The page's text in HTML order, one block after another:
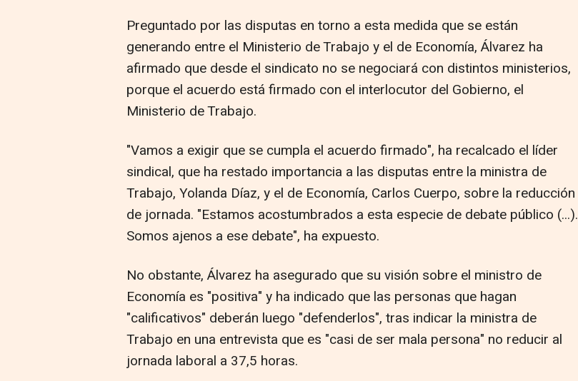
Preguntado por las disputas en torno a esta medida que se están
generando entre el Ministerio de Trabajo y el de Economía, Álvarez ha
afirmado que desde el sindicato no se negociará con distintos ministerios,
porque el acuerdo está firmado con el interlocutor del Gobierno, el
Ministerio de Trabajo.
"Vamos a exigir que se cumpla el acuerdo firmado", ha recalcado el líder
sindical, que ha restado importancia a las disputas entre la ministra de
Trabajo, Yolanda Díaz, y el de Economía, Carlos Cuerpo, sobre la reducción
de jornada. "Estamos acostumbrados a esta especie de debate público (...).
Somos ajenos a ese debate", ha expuesto.
No obstante, Álvarez ha asegurado que su visión sobre el ministro de
Economía es "positiva" y ha indicado que las personas que hagan
"calificativos" deberán luego "defenderlos", tras indicar la ministra de
Trabajo en una entrevista que es "casi de ser mala persona" no reducir al
jornada laboral a 37,5 horas.